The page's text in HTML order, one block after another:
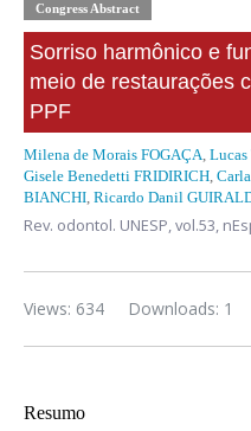
Congress Abstract
Sorriso harmônico e
meio de restaurações
PPF
Milena de Morais FOGAÇA,
Gisele Benedetti FRIDIRICH,
BIANCHI, Ricardo Danil
Rev. odontol. UNESP,vol.53,
Downloads: 1
Views: 634
Resumo